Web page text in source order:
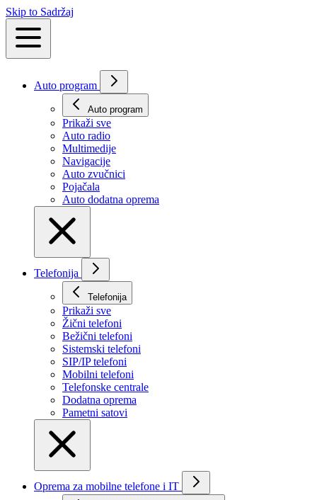
Skip to Sadržaj
Auto program
Auto program
Prikaži svе
Auto radio
Multimedije
Navigacije
Auto zvučnici
Pojačala
Auto dodatna oprema
Telefonija
Telefonija
Prikaži svе
Žični telefoni
Bežični telefoni
Sistemski telefoni
SIP/IP telefoni
Mobilni telefoni
Telefonske centrale
Dodatna oprema
Pametni satovi
Oprema za mobilne telefone i IT